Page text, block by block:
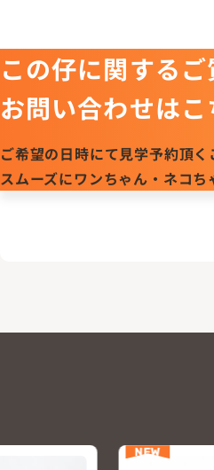
この仔に関するご
お問い合わせはこ
ご希望の日時にて見学予約頂く
スムーズにワンちゃん・ネコち
NEW